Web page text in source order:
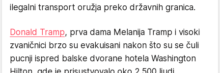
ilegalni transport oružja preko državnih granica.
Donald Tramp, prva dama Melanija Tramp i visoki
zvaničnici brzo su evakuisani nakon što su se čuli
pucnji ispred balske dvorane hotela Washington